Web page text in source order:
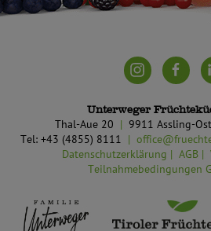
Unterweger
Thal-Aue 20
9911 Assling-
Tel: +43 (4855) 8111
Datenschutzerklärung
AGB
Teilnahmebedingungen